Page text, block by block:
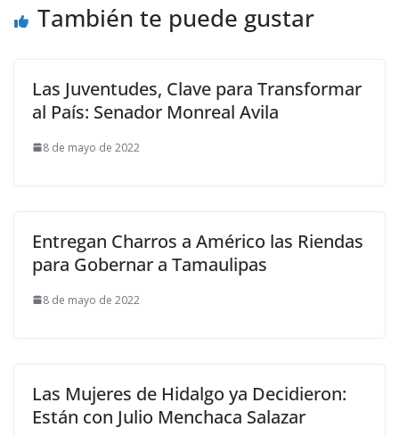
También te puede gustar
Las Juventudes, Clave para Transformar
al País: Senador Monreal Avila
8 de mayo de 2022
Entregan Charros a Américo las Riendas
para Gobernar a Tamaulipas
8 de mayo de 2022
Las Mujeres de Hidalgo ya Decidieron:
Están con Julio Menchaca Salazar